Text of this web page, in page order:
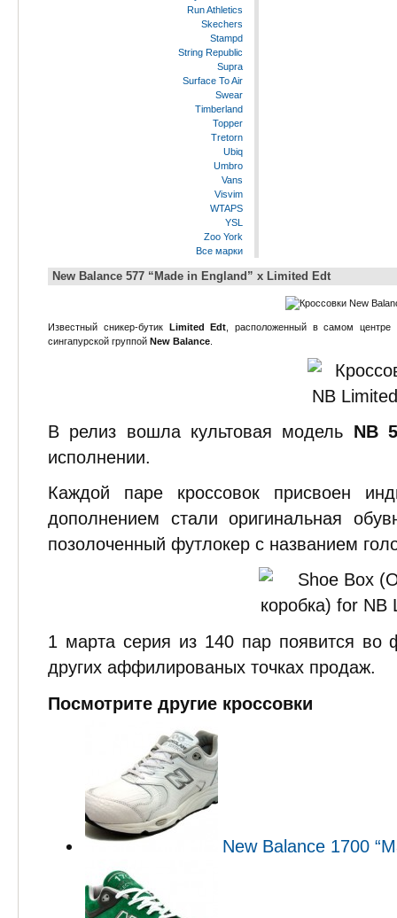
Run Athletics
Skechers
Stampd
String Republic
Supra
Surface To Air
Swear
Timberland
Topper
Tretorn
Ubiq
Umbro
Vans
Visvim
WTAPS
YSL
Zoo York
Все марки
New Balance 577 “Made in England” x Limited Edt
Известный сникер-бутик Limited Edt , расположенный в самом центре
сингапурской группойNew Balance
В релиз вошла культовая модель NB
исполнении.
Каждой паре кроссовок присвоен
дополнением стали оригинальная
позолоченный футлокер с названием
1 марта серия из 140 пар появится во
других аффилированых точках продаж.
Посмотрите другие кроссовки
New Balance 1700